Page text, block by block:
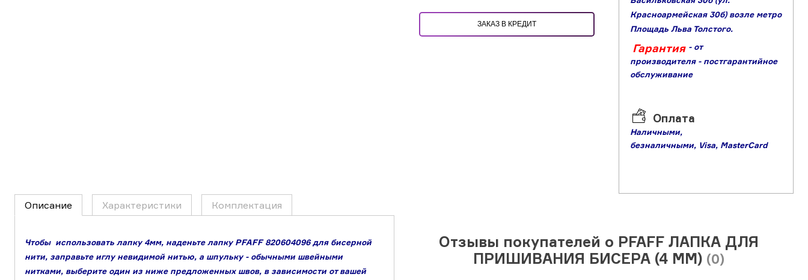
ЗАКАЗ В КРЕДИТ
Красноармейская 30б) возле метро
Площадь Льва Толстого.
Гарантия - от
производителя - постгарантийное
обслуживание
Оплата
Наличными,
безналичными, Visa, MasterCard
Описание Характеристики Комплектация
Чтобы использовать лапку 4мм, наденьте лапку PFAFF 820604096 для бисерной
нити, заправьте иглу невидимой нитью, а шпульку - обычными швейными
нитками, выберите один из ниже предложенных швов, в зависимости от вашей
Отзывы покупателей о PFAFF ЛАПКА ДЛЯ
ПРИШИВАНИЯ БИСЕРА (4 ММ) (0)